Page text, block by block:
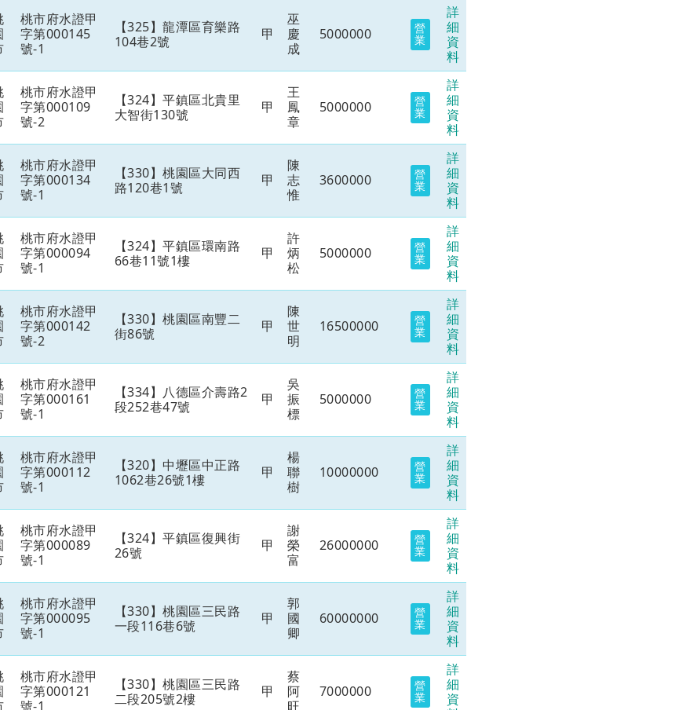
桃市府水證甲
字第000145
號-1
【325】龍潭區育樂路
104巷2號
甲
巫
慶
成
5000000 營
業
詳
細
資
料
桃市府水證甲
字第000109
號-2
【324】平鎮區北貴里
大智街130號
甲
王
鳳
章
5000000 營
業
詳
細
資
料
桃市府水證甲
字第000134
號-1
【330】桃園區大同西
路120巷1號
甲
陳
志
惟
3600000 營
業
詳
細
資
料
桃市府水證甲
字第000094
號-1
【324】平鎮區環南路
66巷11號1樓
甲
許
炳
松
5000000 營
業
詳
細
資
料
桃市府水證甲
字第000142
號-2
【330】桃園區南豐二
街86號
甲
陳
世
明
16500000 營
業
詳
細
資
料
桃市府水證甲
字第000161
號-1
【334】八德區介壽路2
段252巷47號
甲
吳
振
標
5000000 營
業
詳
細
資
料
桃市府水證甲
字第000112
號-1
【320】中壢區中正路
1062巷26號1樓
甲
楊
聯
樹
10000000 營
業
詳
細
資
料
桃市府水證甲
字第000089
號-1
【324】平鎮區復興街
26號
甲
謝
榮
富
26000000 營
業
詳
細
資
料
桃市府水證甲
字第000095
號-1
【330】桃園區三民路
一段116巷6號
甲
郭
國
卿
60000000 營
業
詳
細
資
料
桃市府水證甲
字第000121
【330】桃園區三民路
二段205號2樓
甲
蔡
阿
7000000 營
業
詳
細
資